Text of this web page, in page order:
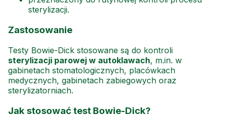
sterylizacji.
Zastosowanie
Testy Bowie-Dick stosowane są do kontroli
sterylizacji parowej w autoklawach, m.in. w
gabinetach stomatologicznych, placówkach
medycznych, gabinetach zabiegowych oraz
sterylizatorniach.
Jak stosować test Bowie-Dick?